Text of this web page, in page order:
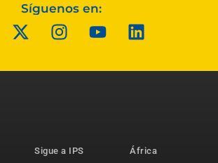
Síguenos en:
Sigue a IPS
África